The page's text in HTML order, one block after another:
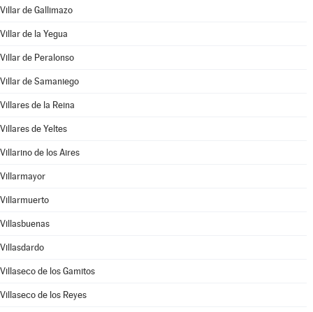
Villar de Gallimazo
Villar de la Yegua
Villar de Peralonso
Villar de Samaniego
Villares de la Reina
Villares de Yeltes
Villarino de los Aires
Villarmayor
Villarmuerto
Villasbuenas
Villasdardo
Villaseco de los Gamitos
Villaseco de los Reyes